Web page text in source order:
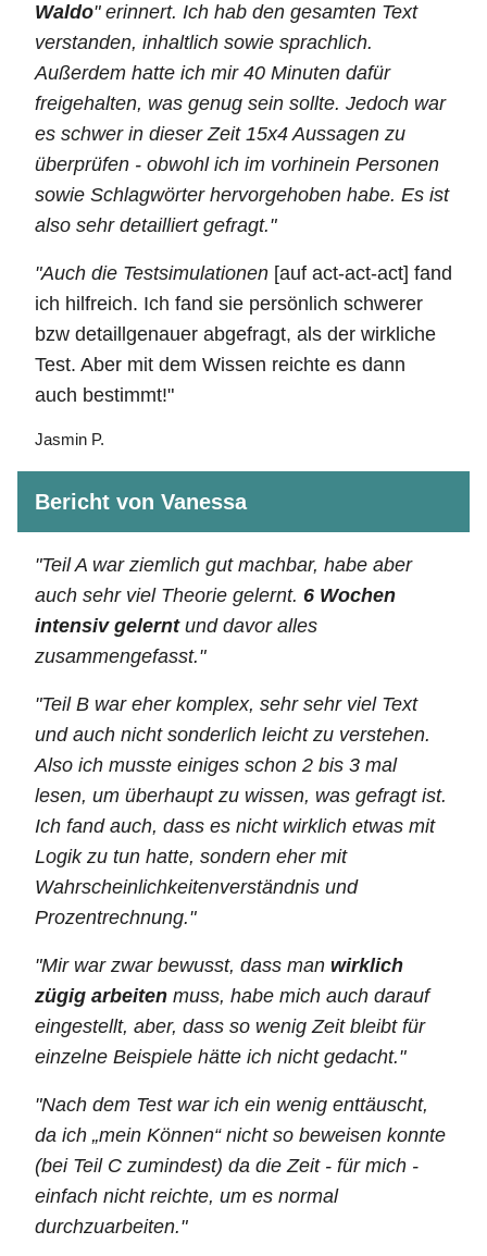
Waldo" erinnert. Ich hab den gesamten Text
verstanden, inhaltlich sowie sprachlich.
Außerdem hatte ich mir 40 Minuten dafür
freigehalten, was genug sein sollte. Jedoch war
es schwer in dieser Zeit 15x4 Aussagen zu
überprüfen - obwohl ich im vorhinein Personen
sowie Schlagwörter hervorgehoben habe. Es ist
also sehr detailliert gefragt."
"Auch die Testsimulationen [auf act-act-act] fand
ich hilfreich. Ich fand sie persönlich schwerer
bzw detaillgenauer abgefragt, als der wirkliche
Test. Aber mit dem Wissen reichte es dann
auch bestimmt!"
Jasmin P.
Bericht von Vanessa
"Teil A war ziemlich gut machbar, habe aber
auch sehr viel Theorie gelernt. 6 Wochen
intensiv gelerntund davor alles
zusammengefasst."
"Teil B war eher komplex, sehr sehr viel Text
und auch nicht sonderlich leicht zu verstehen.
Also ich musste einiges schon 2 bis 3 mal
lesen, um überhaupt zu wissen, was gefragt ist.
Ich fand auch, dass es nicht wirklich etwas mit
Logik zu tun hatte, sondern eher mit
Wahrschein­lichkeiten­verständnis und
Prozentrechnung."
"Mir war zwar bewusst, dass man wirklich
zügig arbeiten muss, habe mich auch darauf
eingestellt, aber, dass so wenig Zeit bleibt für
einzelne Beispiele hätte ich nicht gedacht."
"Nach dem Test war ich ein wenig enttäuscht,
da ich „mein Können“ nicht so beweisen konnte
(bei Teil C zumindest) da die Zeit - für mich -
einfach nicht reichte, um es normal
durchzuarbeiten."